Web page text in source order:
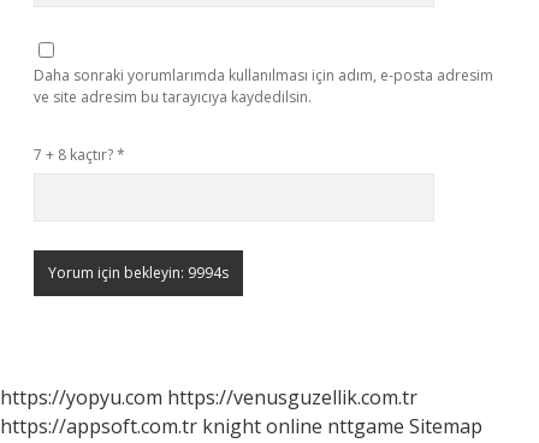
Daha sonraki yorumlarımda kullanılması için adım, e-posta adresim
ve site adresim bu tarayıcıya kaydedilsin.
7 + 8 kaçtır?*
https://yopyu.com https://venusguzellik.com.tr
https://appsoft.com.tr knight online nttgame Sitemap